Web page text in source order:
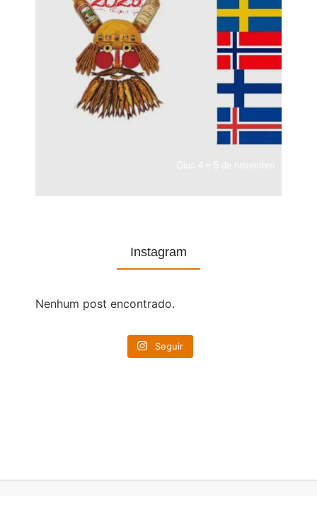
Instagram
Nenhum post encontrado.
Seguir